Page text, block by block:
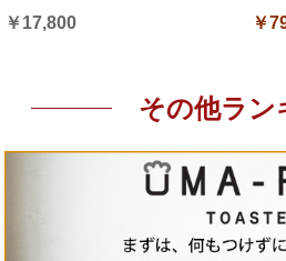
￥17,800 ￥
その他ラン